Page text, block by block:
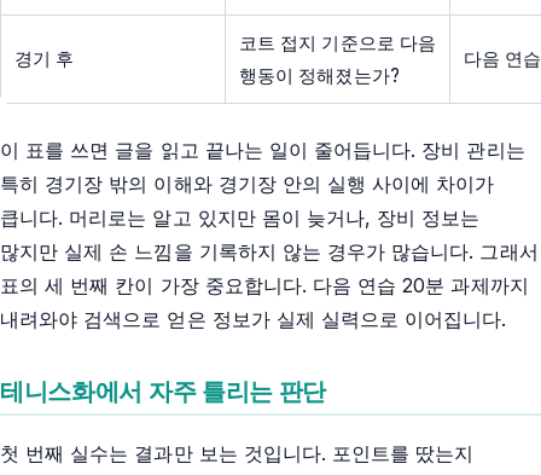
경기 후
코트 접지 기준으로 다음
행동이 정해졌는가?
다음 연
이 표를 쓰면 글을 읽고 끝나는 일이 줄어듭니다. 장비 관리는
특히 경기장 밖의 이해와 경기장 안의 실행 사이에 차이가
큽니다. 머리로는 알고 있지만 몸이 늦거나, 장비 정보는
많지만 실제 손 느낌을 기록하지 않는 경우가 많습니다. 그래서
표의 세 번째 칸이 가장 중요합니다. 다음 연습 20분 과제까지
내려와야 검색으로 얻은 정보가 실제 실력으로 이어집니다.
테니스화에서 자주 틀리는 판단
첫 번째 실수는 결과만 보는 것입니다. 포인트를 땄는지